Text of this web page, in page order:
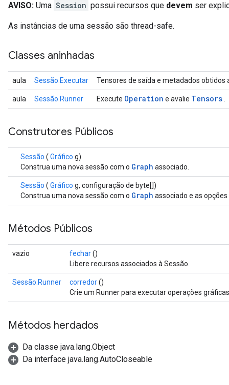
AVISO: Uma Session possui recursos que devem ser
As instâncias de uma sessão são thread-safe.
Classes aninhadas
aula Sessão.Executar Tensores de saída e metadados obtidos
aula Sessão.Runner Execute Operation e avalie Tensors
Construtores Públicos
Sessão ( Gráfico g)
Construa uma nova sessão com o Graph associado.
Sessão ( Gráfico g, configuração de byte[])
Construa uma nova sessão com o Graph associado e as
Métodos Públicos
vazio fechar()
Libere recursos associados à Sessão.
Sessão.Runner corredor()
Crie um Runner para executar operações
Métodos herdados
Da classe java.lang.Object
Da interface java.lang.AutoCloseable